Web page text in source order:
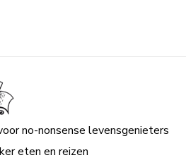
no-nonsense levensgenieters
eten en reizen